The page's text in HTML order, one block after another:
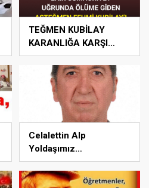
TEĞMEN KUBİLAY
KARANLIĞA KARŞI
AYDINLIĞIN
SİMGESİDİR
Celalettin Alp
Yoldaşımız
Mücadelemizde
Yaşıyor!